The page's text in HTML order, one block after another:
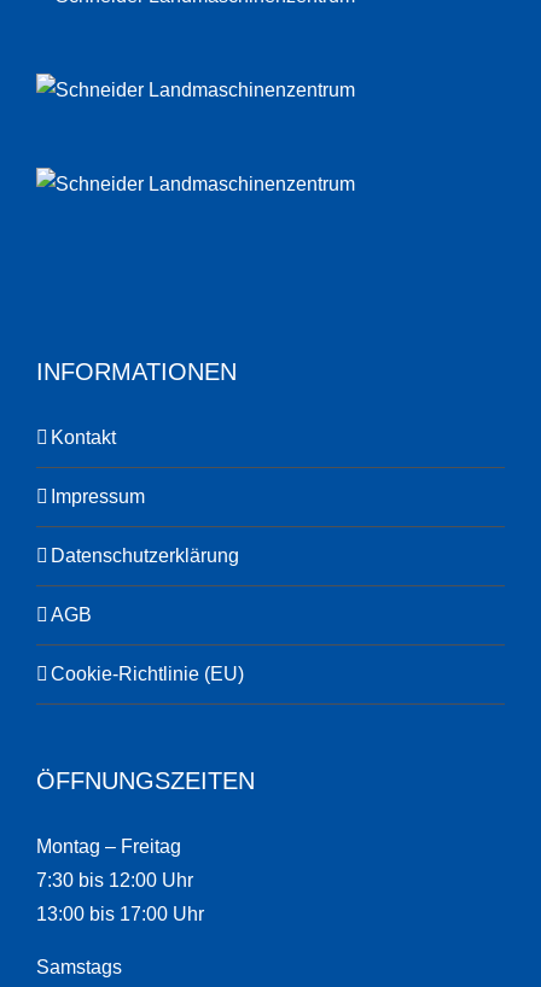
INFORMATIONEN
Kontakt
Impressum
Datenschutzerklärung
AGB
Cookie-Richtlinie (EU)
ÖFFNUNGSZEITEN
Montag – Freitag
7:30 bis 12:00 Uhr
13:00 bis 17:00 Uhr
Samstags